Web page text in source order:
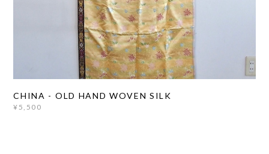
CHINA - OLD HAND WOVEN SILK
¥5,500